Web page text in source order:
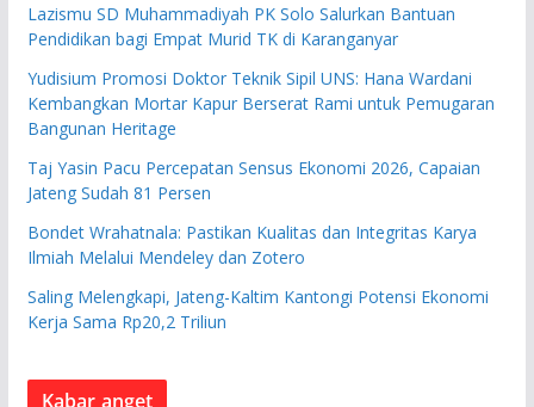
Lazismu SD Muhammadiyah PK Solo Salurkan Bantuan
Pendidikan bagi Empat Murid TK di Karanganyar
Yudisium Promosi Doktor Teknik Sipil UNS: Hana Wardani
Kembangkan Mortar Kapur Berserat Rami untuk Pemugaran
Bangunan Heritage
Taj Yasin Pacu Percepatan Sensus Ekonomi 2026, Capaian
Jateng Sudah 81 Persen
Bondet Wrahatnala: Pastikan Kualitas dan Integritas Karya
Ilmiah Melalui Mendeley dan Zotero
Saling Melengkapi, Jateng-Kaltim Kantongi Potensi Ekonomi
Kerja Sama Rp20,2 Triliun
Kabar anget